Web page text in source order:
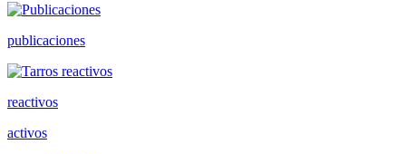
publicaciones
reactivos
activos